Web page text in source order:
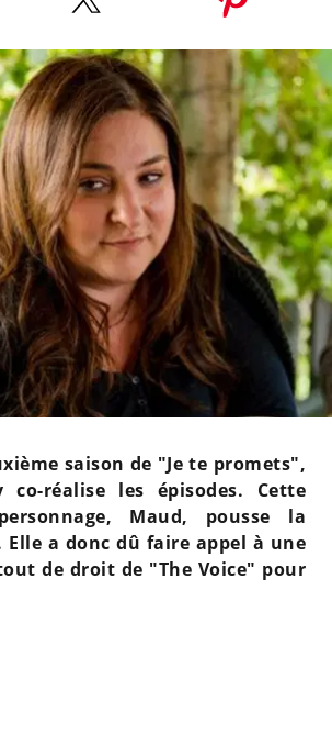
saison de "Je te promets",
co-réalise les épisodes. Cette
Maud, pousse la
a donc dû faire appel à une
de droit de "The Voice" pour